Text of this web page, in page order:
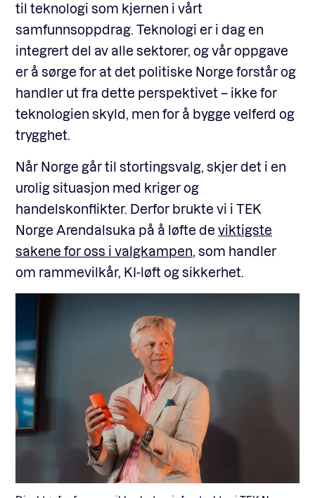
til teknologi som kjernen i vårt
samfunnsoppdrag. Teknologi er i dag en
integrert del av alle sektorer, og vår oppgave
er å sørge for at det politiske Norge forstår og
handler ut fra dette perspektivet – ikke for
teknologien skyld, men for å bygge velferd og
trygghet.
Når Norge går til stortingsvalg, skjer det i en
urolig situasjon med kriger og
handelskonflikter. Derfor brukte vi i TEK
Norge Arendalsuka på å løfte de viktigste
sakene for oss i valgkampen, som handler
om rammevilkår, KI-løft ogsikkerhet.